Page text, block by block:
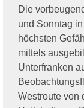
Die
und Sonntag
höchsten
mittels
Unterfranken
Westroute von